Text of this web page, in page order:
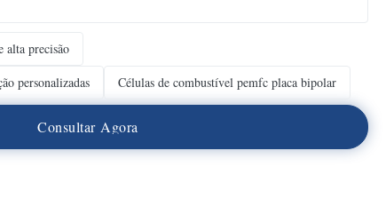
alta precisão
personalizadas
Células de combustível pemfc placa bipolar
Consultar Agora